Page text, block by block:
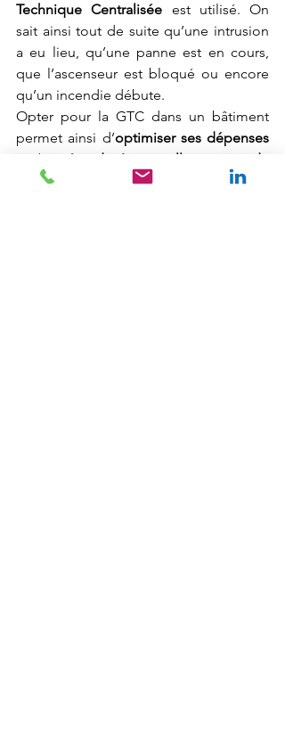
Technique Centralisée est utilisé. On
sait ainsi tout de suite qu’une intrusion
a eu lieu, qu’une panne est en cours,
que l’ascenseur est bloqué ou encore
qu’un incendie débute.
Opter pour la GTC dans un bâtiment
permet ainsi d’
et de
prétendre à un meilleur niveau de
sécurité